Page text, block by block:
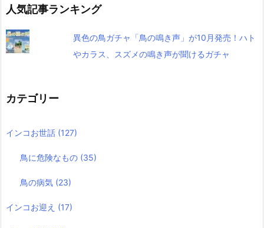
人気記事ランキング
異色の鳥ガチャ「鳥の鳴き声」が10月発売！ハト
やカラス、スズメの鳴き声が聞けるガチャ
カテゴリー
インコお世話 (127)
鳥に危険なもの (35)
鳥の病気 (23)
インコお迎え (17)